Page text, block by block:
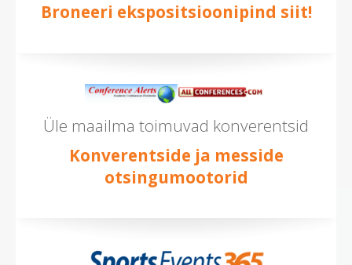
Broneeri ekspositsioonipind siit!
Üle maailma toimuvad konverentsid
Konverentside ja messide
otsingumootorid